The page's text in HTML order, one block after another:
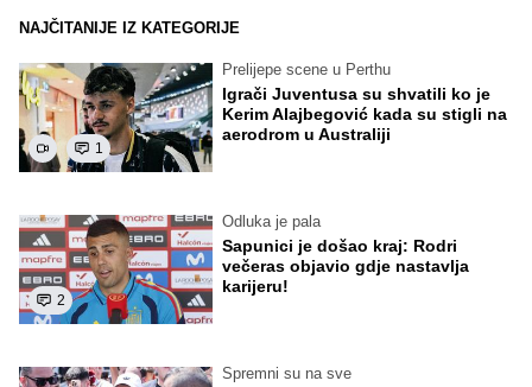
NAJČITANIJE IZ KATEGORIJE
1
Prelijepe scene u Perthu
Igrači Juventusa su shvatili ko je
Kerim Alajbegović kada su stigli na
aerodrom u Australiji
2
Odluka je pala
Sapunici je došao kraj: Rodri
večeras objavio gdje nastavlja
karijeru!
Spremni su na sve